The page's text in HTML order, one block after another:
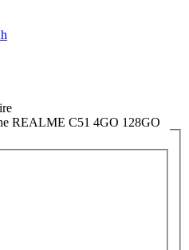
REALME C51 4GO 128GO